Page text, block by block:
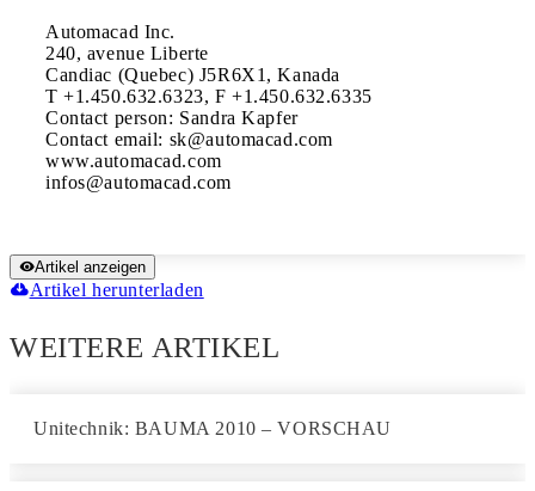
Automacad Inc.
240, avenue Liberte
Candiac (Quebec) J5R6X1, Kanada
T +1.450.632.6323, F +1.450.632.6335
Contact person: Sandra Kapfer
Contact email: sk@automacad.com
www.automacad.com
Artikel anzeigen
Artikel herunterladen
WEITERE ARTIKEL
Unitechnik: BAUMA 2010 – VORSCHAU